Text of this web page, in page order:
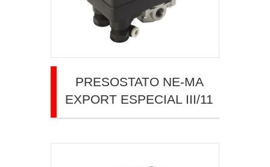
PRESOSTATO NE-MA
EXPORT ESPECIAL III/11